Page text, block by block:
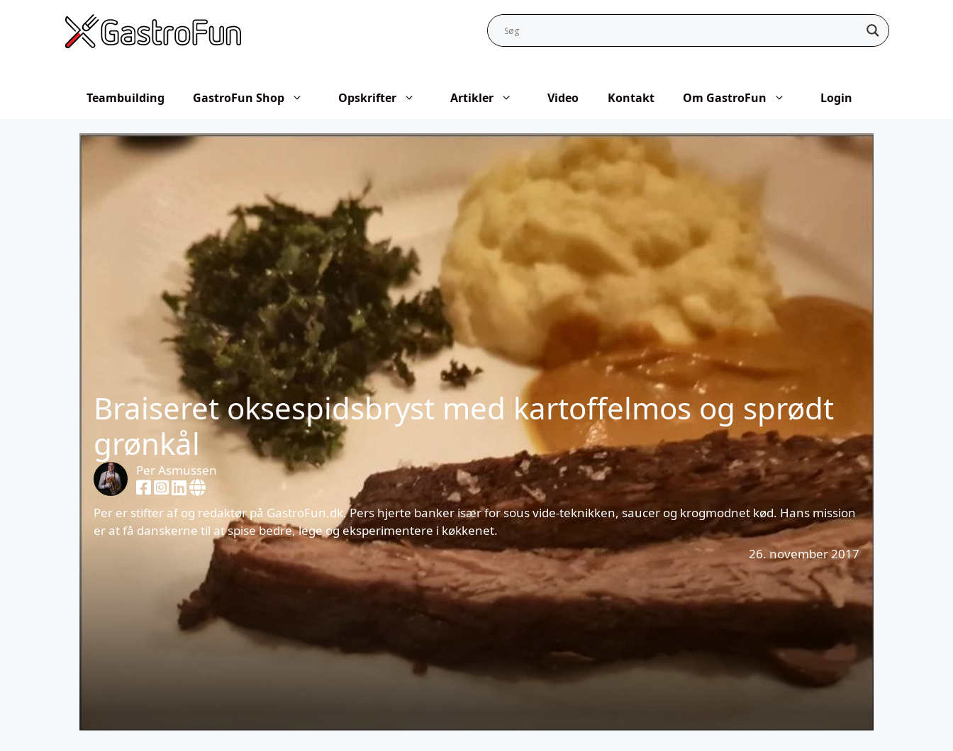
Teambuilding GastroFun Shop Opskrifter Artikler Video Kontakt Om GastroFun Login
Braiseret oksespidsbryst med kartoffelmos og sprødt
grønkål
Per Asmussen
Per er stifter af og redaktør på GastroFun.dk. Pers hjerte banker især for sous vide-teknikken, saucer og krogmodnet kød. Hans mission
er at få danskerne til at spise bedre, lege og eksperimentere i køkkenet.
26. november 2017